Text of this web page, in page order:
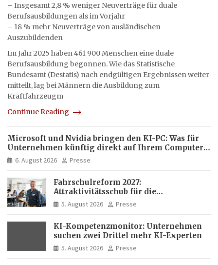
– Insgesamt 2,8 % weniger Neuverträge für duale
Berufsausbildungen als im Vorjahr
– 18 % mehr Neuverträge von ausländischen
Auszubildenden
Im Jahr 2025 haben 461 900 Menschen eine duale
Berufsausbildung begonnen. Wie das Statistische
Bundesamt (Destatis) nach endgültigen Ergebnissen weiter
mitteilt, lag bei Männern die Ausbildung zum
Kraftfahrzeugm
Continue Reading
Microsoft und Nvidia bringen den KI-PC: Was für
Unternehmen künftig direkt auf Ihrem Computer
läuft und was weiter in der Cloud bleibt
6. August 2026 Presse
Fahrschulreform 2027:
Attraktivitätsschub für die
Fahrlehrerausbildung
5. August 2026 Presse
KI-Kompetenzmonitor: Unternehmen
suchen zwei Drittel mehr KI-Experten
5. August 2026 Presse